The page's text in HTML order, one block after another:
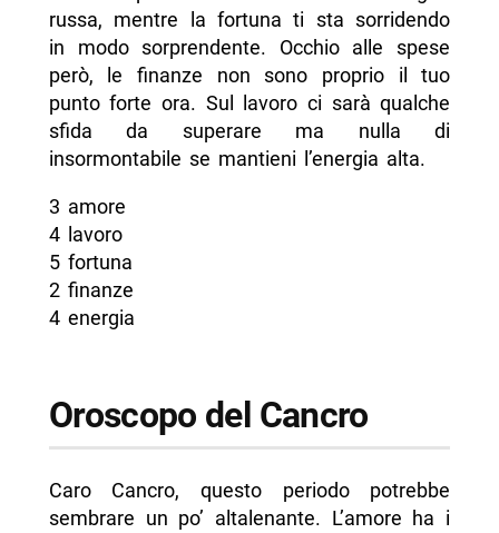
russa, mentre la fortuna ti sta sorridendo
in modo sorprendente. Occhio alle spese
però, le finanze non sono proprio il tuo
punto forte ora. Sul lavoro ci sarà qualche
sfida da superare ma nulla di
insormontabile se mantieni l’energia alta.
3 amore
4 lavoro
5 fortuna
2 finanze
4 energia
Oroscopo del Cancro
Caro Cancro, questo periodo potrebbe
sembrare un po’ altalenante. L’amore ha i